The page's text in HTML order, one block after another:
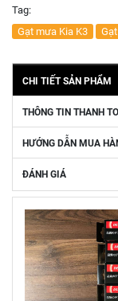
Tag:
Gạt mưa Kia K3
CHI TIẾT SẢN PHẨM
THÔNG TIN THANH
HƯỚNG DẪN MUA
ĐÁNH GIÁ